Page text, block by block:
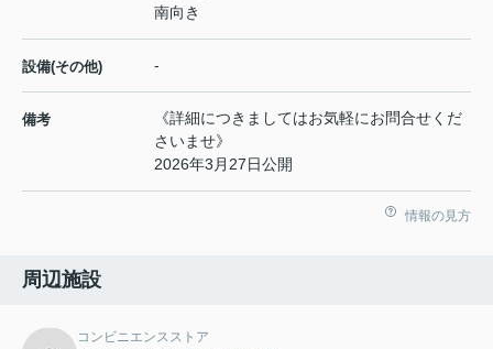
南向き
設備(その他) -
備考
《詳細につきましてはお気軽にお問合せくだ
さいませ》
2026年3月27日公開
情報の見方
周辺施設
コンビニエンスストア